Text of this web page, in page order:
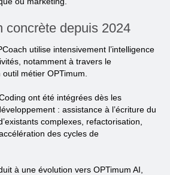
concrète depuis 2024
utilise intensivement l’intelligence
notamment à travers le
métier OPTimum.
ont été intégrées dès les
: assistance à l’écriture du
complexes, refactorisation,
des cycles de
à une évolution vers OPTimum AI,